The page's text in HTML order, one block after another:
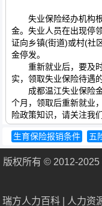
失业保险经办机构根
金。失业人员在出现停
证向乡镇(街道)或村(社
金停发。
重新就业后，要及时
实，领取失业保险待遇
成都温江失业保险金
个月，领取后重新就业
险政策知识，请关注我们
生育保险报销条件
五
版权所有 © 2012-2025
瑞方人力百科 人力资